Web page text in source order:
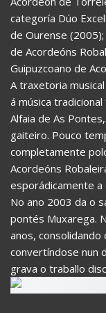
categoría Dúo
de Ourense
de Acordeóns
Guipuzcoano de
A traxetoria
á música
Alfaia de As
gaiteiro. Pouco
completamente
Acordeóns
esporádicamente a
No ano 2003 da o
pontés Muxarega.
anos, consolidando
convertíndose nun
grava o traballo